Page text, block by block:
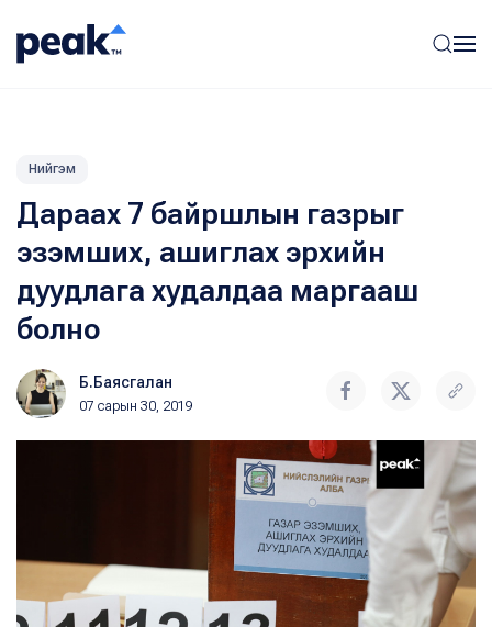
Нийгэм
Дараах 7 байршлын газрыг
эзэмших, ашиглах эрхийн
дуудлага худалдаа маргааш
болно
Б.Баясгалан
07 сарын 30, 2019